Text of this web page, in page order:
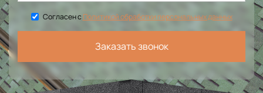
Согласен сПолитикой обработки персональных данных
Заказать звонок